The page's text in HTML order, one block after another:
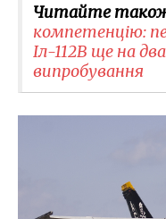
Читайте
компетенцію:
Іл-112В ще на
випробування